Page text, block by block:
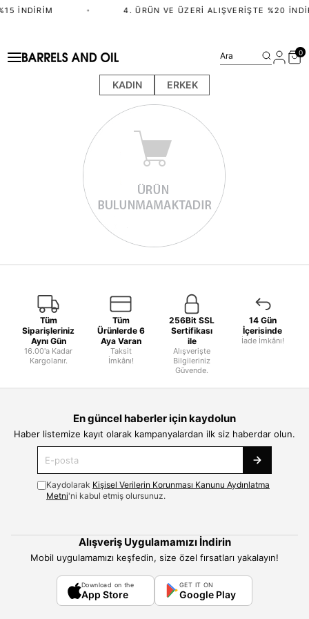
İNDIRIM • 4. ÜRÜN VE ÜZERI ALIŞVERIŞTE %20
KADIN ERKEK
Ara 0
Tüm
Siparişleriniz
Aynı Gün
16.00'a Kadar
Kargolanır.
Tüm
Ürünlerde 6
Aya Varan
Taksit
İmkânı!
256Bit SSL
Sertifikası
ile
Alışverişte
Bilgileriniz
Güvende.
14 Gün
İçerisinde
İade İmkânı!
En güncel haberler için kaydolun
Haber listemize kayıt olarak kampanyalardan ilk siz haberdar olun.
Kaydolarak Kişisel Verilerin Korunması Kanunu Aydınlatma
Metni'ni kabul etmiş olursunuz.
Alışveriş Uygulamamızı İndirin
Mobil uygulamamızı keşfedin, size özel fırsatları yakalayın!
Download on the
App Store
GET IT ON
Google Play